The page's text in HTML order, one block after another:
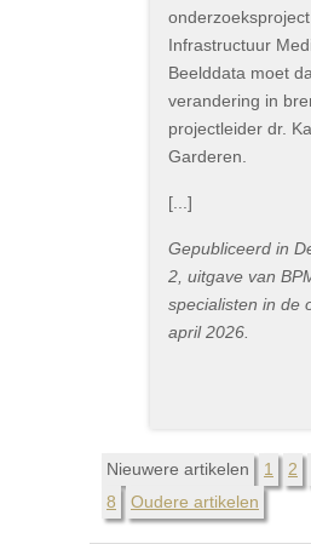
Infrastructuur
Beelddata moet
verandering in
projectleider dr.
Garderen.
[...]
Gepubliceerd in
2, uitgave van
specialisten in de
april 2026.
Nieuwere artikelen 1 2
8
Oudere artikelen